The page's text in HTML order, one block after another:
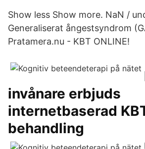
Show less Show more. NaN /
Generaliserat ångestsyndrom
Pratamera.nu - KBT ONLINE!
invånare erbjuds
internetbaserad
behandling